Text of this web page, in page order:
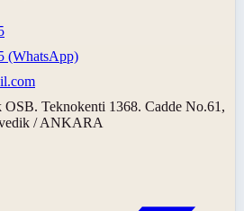
(WhatsApp)
OSB. Teknokenti 1368. Cadde No.61,
/ ANKARA